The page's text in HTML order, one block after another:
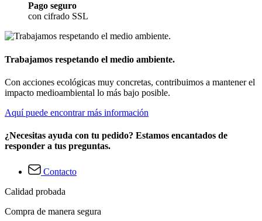
Pago seguro
con cifrado SSL
Trabajamos respetando el medio ambiente.
Con acciones ecológicas muy concretas, contribuimos a mantener el
impacto medioambiental lo más bajo posible.
Aquí puede encontrar más información
¿Necesitas ayuda con tu pedido? Estamos encantados de
responder a tus preguntas.
Contacto
Calidad probada
Compra de manera segura